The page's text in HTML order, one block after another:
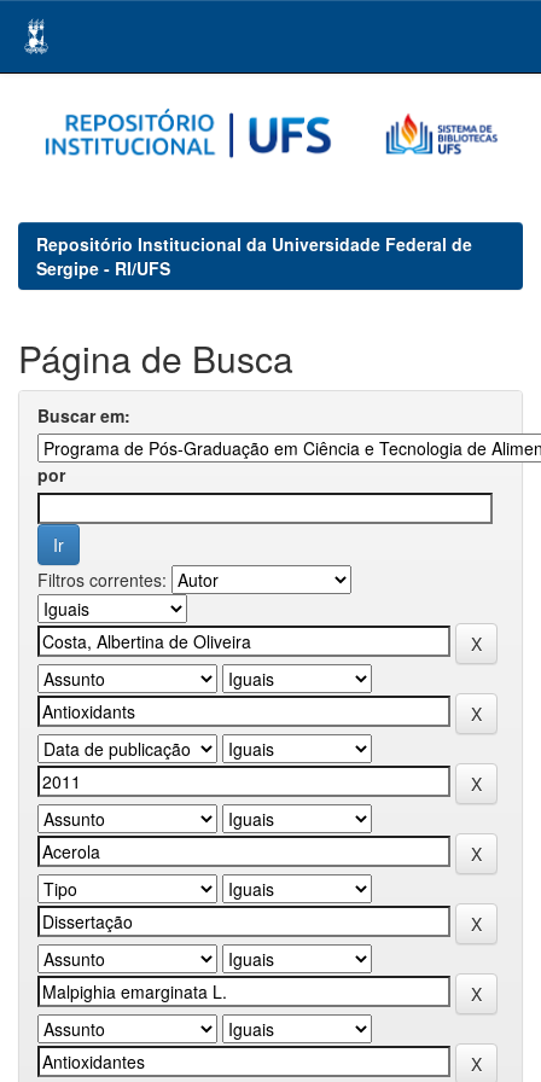
navigation
Repositório Institucional da Universidade Federal de
Sergipe - RI/UFS
Página de Busca
Buscar em:
por
Filtros correntes: